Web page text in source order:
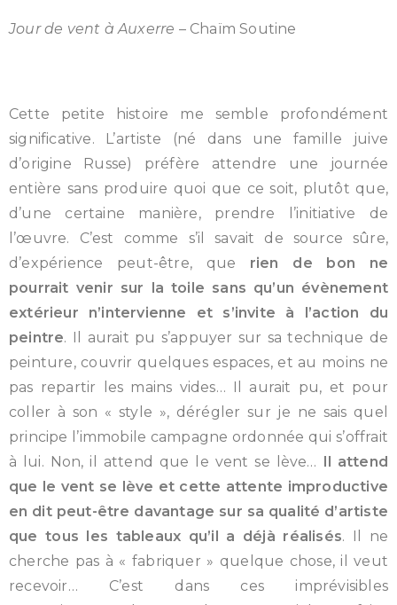
Jour de vent à Auxerre – Chaïm Soutine
Cette petite histoire me semble profondément
significative. L’artiste (né dans une famille juive
d’origine Russe) préfère attendre une journée
entière sans produire quoi que ce soit, plutôt que,
d’une certaine manière, prendre l’initiative de
l’œuvre. C’est comme s’il savait de source sûre,
d’expérience peut-être, que rien de bon ne
pourrait venir sur la toile sans qu’un évènement
extérieur n’intervienne et s’invite à l’action du
peintre. Il aurait pu s’appuyer sur sa technique de
peinture, couvrir quelques espaces, et au moins ne
pas repartir les mains vides… Il aurait pu, et pour
coller à son « style », dérégler sur je ne sais quel
principe l’immobile campagne ordonnée qui s’offrait
à lui. Non, il attend que le vent se lève… Il attend
que le vent se lève et cette attente improductive
en dit peut-être davantage sur sa qualité d’artiste
que tous les tableaux qu’il a déjà réalisés. Il ne
cherche pas à « fabriquer » quelque chose, il veut
recevoir… C’est dans ces imprévisibles